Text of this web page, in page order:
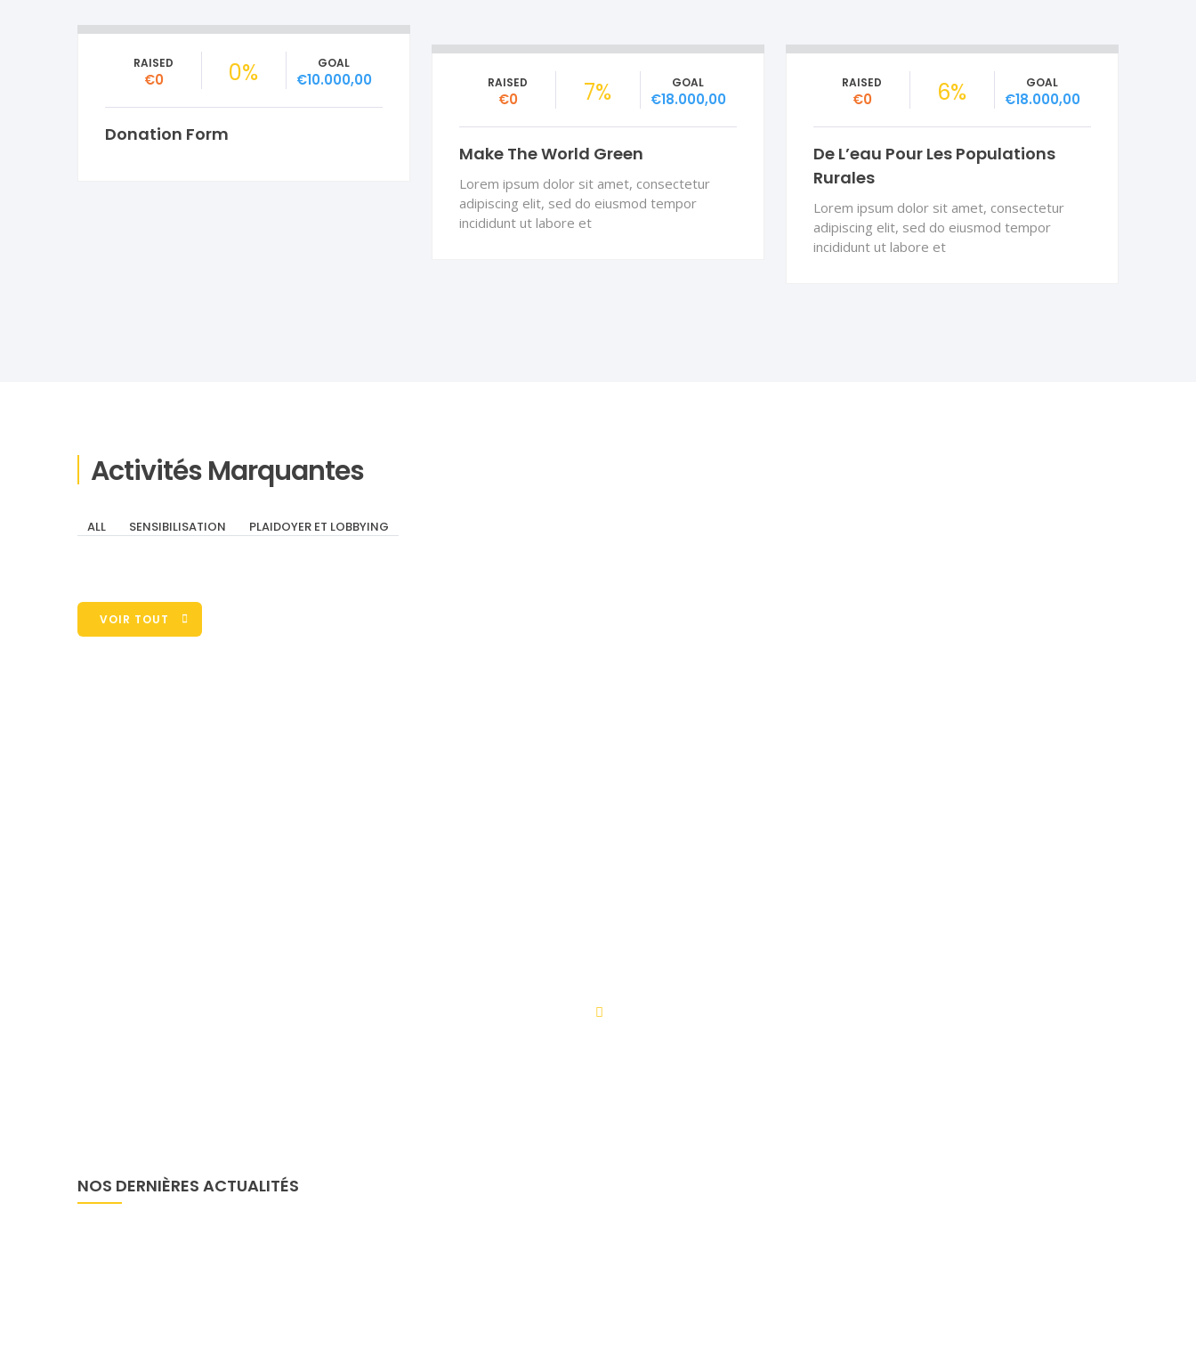
RAISED
€0 0% GOAL
€10.000,00
Donation Form
RAISED
€0 7% GOAL
€18.000,00
Make The World Green
Lorem ipsum dolor sit amet, consectetur
adipiscing elit, sed do eiusmod tempor
incididunt ut labore et
RAISED
€0 6% GOAL
€18.000,00
De L’eau Pour Les Populations
Rurales
Lorem ipsum dolor sit amet, consectetur
adipiscing elit, sed do eiusmod tempor
incididunt ut labore et
Activités Marquantes
ALL SENSIBILISATION PLAIDOYER ET LOBBYING
VOIR TOUT
NOS DERNIÈRES ACTUALITÉS